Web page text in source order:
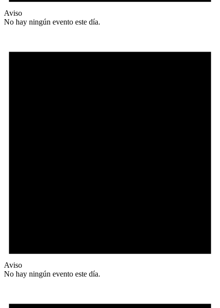
Aviso
No hay ningún evento este día.
Aviso
No hay ningún evento este día.